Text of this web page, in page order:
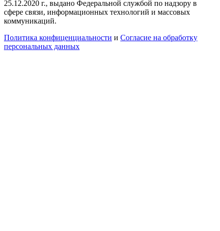
25.12.2020 г., выдано Федеральной службой по надзору в
сфере связи, информационных технологий и массовых
коммуникаций.
Политика конфиценциальности и Согласие на обработку
персональных данных